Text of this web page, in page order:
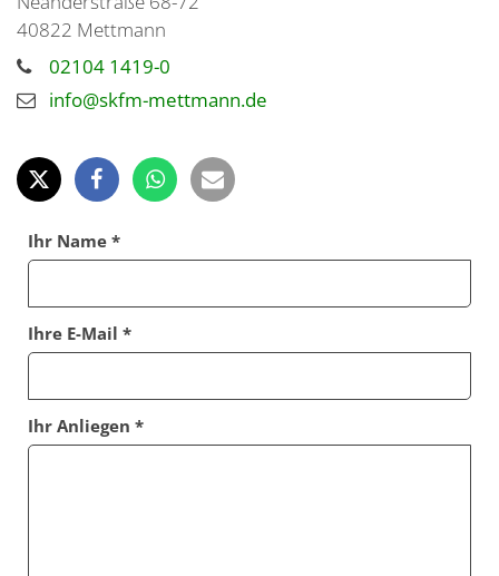
40822 Mettmann
02104 1419-0
info@skfm-mettmann.de
Ihr Name *
Ihre E-Mail *
Ihr Anliegen *